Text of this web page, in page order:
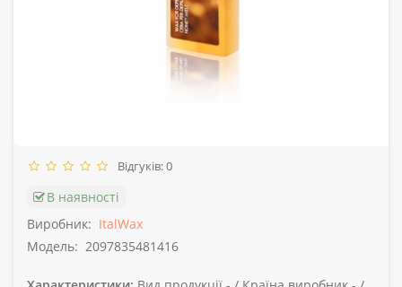
Відгуків: 0
В наявності
Виробник: ItalWax
Модель: 2097835481416